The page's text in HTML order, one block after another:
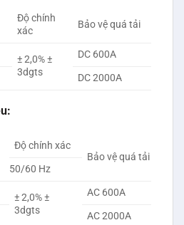
Độ chính
xác
Bảo vệ quá tải
± 2,0% ±
3dgts
DC 600A
DC 2000A
Độ chính xác
Bảo vệ quá tải
50/60 Hz
± 2,0% ±
3dgts
AC 600A
AC 2000A